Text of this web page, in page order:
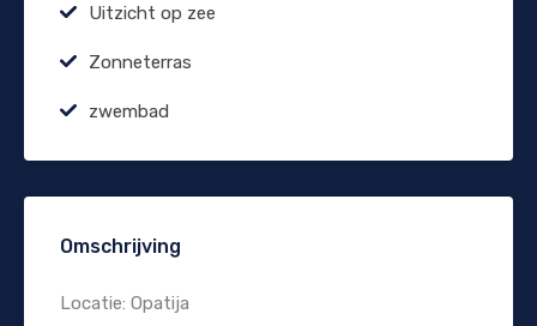
Uitzicht op zee
Zonneterras
zwembad
Omschrijving
Locatie: Opatija